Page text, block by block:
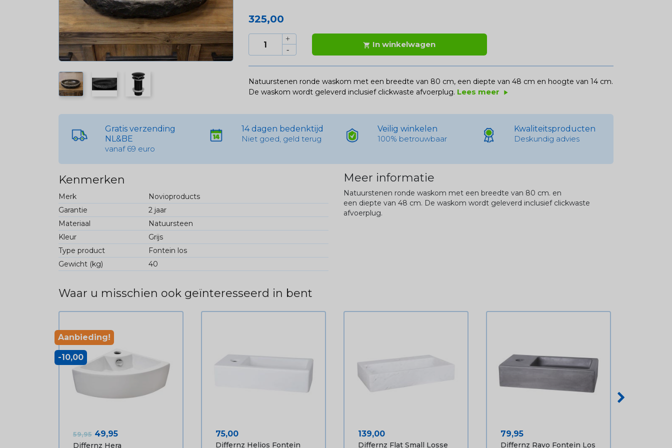
325,00
 In winkelwagen
Natuurstenen ronde waskom met een breedte van 80 cm, een diepte van 48 cm en hoogte van 14 cm.
De waskom wordt geleverd inclusief clickwaste afvoerplug. Lees meer play_arrow
Gratis verzending
NL&BE
vanaf 69 euro
14 dagen bedenktijd
Niet goed, geld terug
Veilig winkelen
100% betrouwbaar
Kwaliteitsproducten
Deskundig advies
Kenmerken
Merk
Novioproducts
Garantie
2 jaar
Materiaal
Natuursteen
Kleur
Grijs
Type product
Fontein los
Gewicht (kg)
40
Meer informatie
Natuurstenen ronde waskom met een breedte van 80 cm. en
een diepte van 48 cm. De waskom wordt geleverd inclusief clickwaste
afvoerplug.
Waar u misschien ook geïnteresseerd in bent
Normale prijs
59,95 Prijs
49,95
Differnz Hera
Aanbieding!
-10,00
Prijs
75,00
Differnz Helios Fontein
Prijs
139,00
Differnz Flat Small Losse
Prijs
79,95
Differnz Ravo Fontein Los